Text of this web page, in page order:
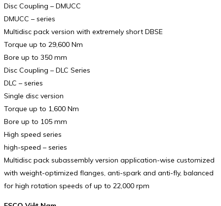
Disc Coupling – DMUCC
DMUCC – series
Multidisc pack version with extremely short DBSE
Torque up to 29,600 Nm
Bore up to 350 mm
Disc Coupling – DLC Series
DLC – series
Single disc version
Torque up to 1,600 Nm
Bore up to 105 mm
High speed series
high-speed – series
Multidisc pack subassembly version application-wise customized
with weight-optimized flanges, anti-spark and anti-fly, balanced
for high rotation speeds of up to 22,000 rpm